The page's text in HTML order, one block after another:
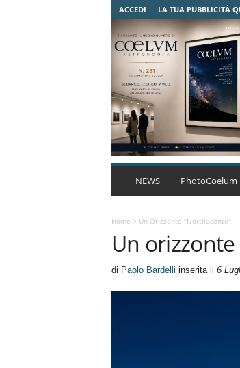
ACCEDI LA TUA PUBBLICITÀ
NEWS PhotoCoelum
Home > Un Orizzonte "nottilucente"
Un
di Paolo Bardelli inserita il 6